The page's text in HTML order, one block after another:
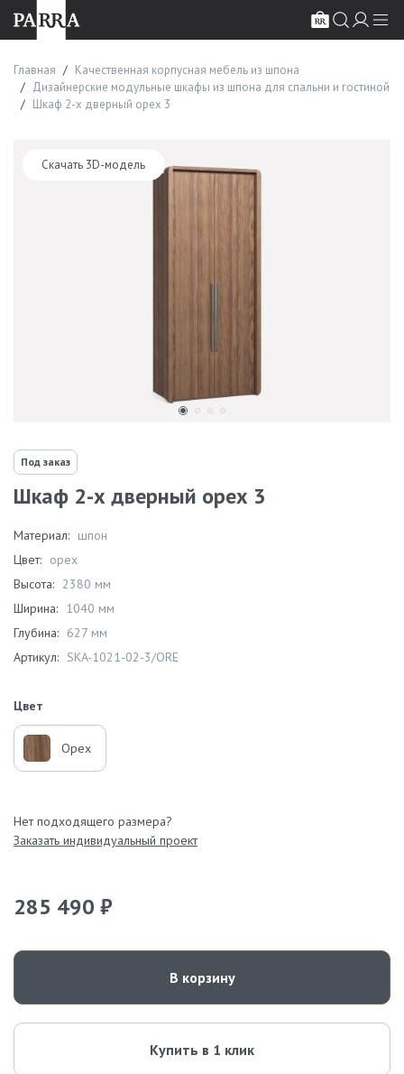
Главная
Качественная корпусная мебель из шпона
Дизайнерские модульные шкафы из шпона для спальни и гостиной
Шкаф 2-х дверный орех 3
Скачать 3D-модель
Под заказ
Шкаф 2-х дверный орех 3
Материал: шпон
Цвет: орех
Высота: 2380 мм
Ширина: 1040 мм
Глубина: 627 мм
Артикул: SKA-1021-02-3/ORE
Цвет
Орех
Нет подходящего размера?
Заказать индивидуальный проект
285 490 ₽
В корзину
Купить в 1 клик